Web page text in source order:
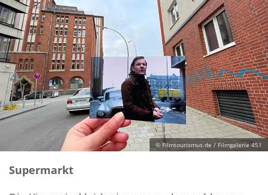
© Filmtourismus.de / Filmgalerie 451
Supermarkt